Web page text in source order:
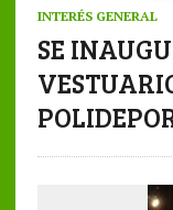
INTERÉS GENERAL
SE